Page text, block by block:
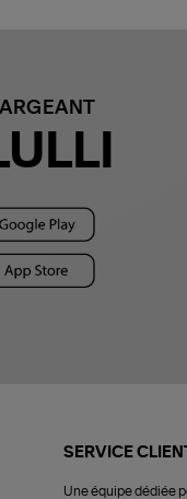
SERVICE CLIENT
Une équipe dédiée